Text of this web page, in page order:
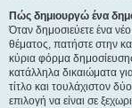
Πώς δημιουργώ ένα
Όταν δημοσιεύετε ένα
θέματος, πατήστε στην
κύρια φόρμα
κατάλληλα δικαιώματα
τίτλο και τουλάχιστον
επιλογή να είναι σε